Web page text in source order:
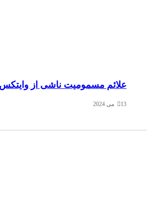
علائم مسمومیت ناشی از
13 می 2024